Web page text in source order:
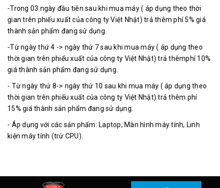
-Trong 03 ngày đầu tiên sau khi mua máy ( áp dụng theo thời
gian trên phiếu xuất của công ty Việt Nhật) trả thêm phí 5% giá
thành sản phẩm đang sử dụng.
-Từ ngày thứ 4 -> ngày thứ 7 sau khi mua máy ( áp dụng theo
thời gian trên phiếu xuất của công ty Việt Nhật) trả thêmphí 10%
giá thành sản phẩm đang sử dụng.
- Từ ngày thứ 8-> ngày thứ 10 sau khi mua máy ( áp dụng theo
thời gian trên phiếu xuất của công ty Việt Nhật) trả thêm phí
15% giá thành sản phẩm đang sử dụng.
- Áp dụng với các sản phẩm: Laptop, Màn hình máy tính, Linh
kiện máy tính (trừ CPU).